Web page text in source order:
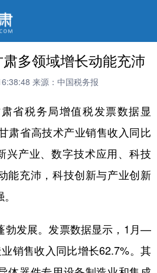
多领域增长动能充沛
来源：中国税务报
税务局增值税发票数据显
肃省高技术产业销售收入同比
兴产业、数字技术应用、科技
能充沛，科技创新与产业创新
发展。发票数据显示，1月—
销售收入同比增长62.7%。其